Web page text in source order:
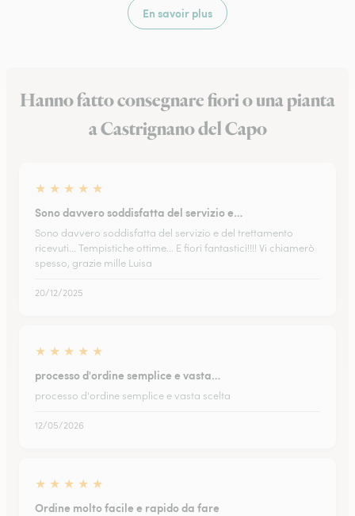
En savoir plus
Hanno fatto consegnare fiori o una pianta
a Castrignano del Capo
★ ★ ★ ★ ★
Sono davvero soddisfatta del servizio e…
Sono davvero soddisfatta del servizio e del trettamento
ricevuti... Tempistiche ottime... E fiori fantastici!!!! Vi chiamerò
spesso, grazie mille Luisa
20/12/2025
★ ★ ★ ★ ★
processo d'ordine semplice e vasta…
processo d'ordine semplice e vasta scelta
12/05/2026
★ ★ ★ ★ ★
Ordine molto facile e rapido da fare